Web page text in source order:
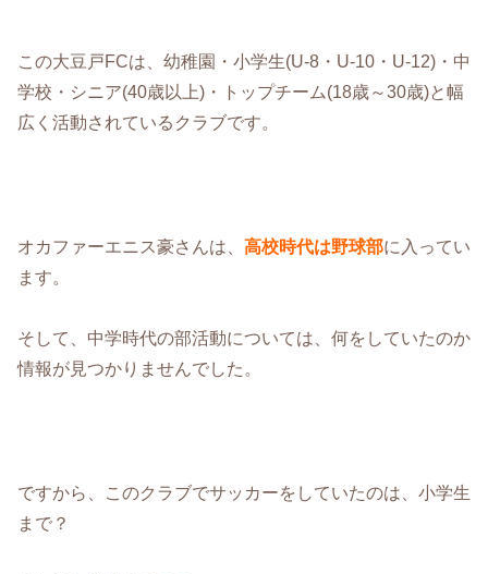
この大豆戸FCは、幼稚園・小学生(U-8・U-10・U-12)・中
学校・シニア(40歳以上)・トップチーム(18歳～30歳)と幅
広く活動されているクラブです。
オカファーエニス豪さんは、 高校時代は野球部に入ってい
ます。
そして、中学時代の部活動については、何をしていたのか
情報が見つかりませんでした。
ですから、このクラブでサッカーをしていたのは、小学生
まで？